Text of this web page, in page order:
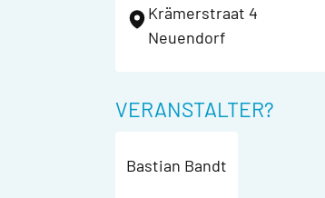
Krämerstraat 4
Neuendorf
VERANSTALTER?
Bastian Bandt